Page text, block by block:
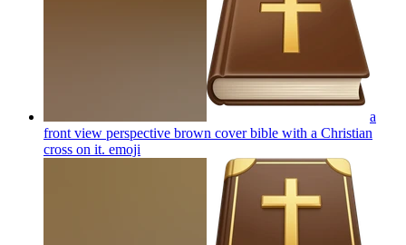
a
front view perspective brown cover bible with a Christian
cross on it. emoji